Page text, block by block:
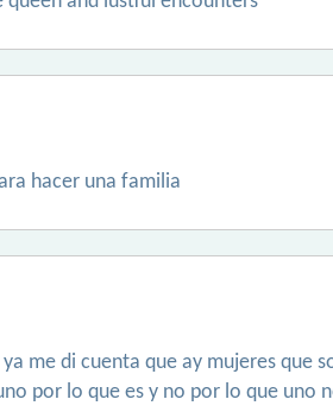
hacer una familia
me di cuenta que ay mujeres que
por lo que es y no por lo que uno